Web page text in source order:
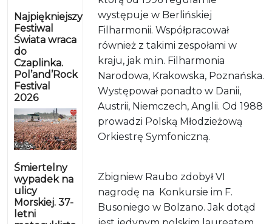
Najpiękniejszy
Festiwal
Świata wraca
do
Czaplinka.
Pol’and’Rock
Festival
2026
Śmiertelny
wypadek na
ulicy
Morskiej. 37-
letni
występuje w Berlińskiej
Filharmonii. Współpracował
również z takimi zespołami w
kraju, jak m.in. Filharmonia
Narodowa, Krakowska, Poznańska.
Występował ponadto w Danii,
Austrii, Niemczech, Anglii. Od 1988
prowadzi Polską Młodzieżową
Orkiestrę Symfoniczną.
Zbigniew Raubo zdobył VI
nagrodę na Konkursie im F.
Busoniego w Bolzano. Jak dotąd